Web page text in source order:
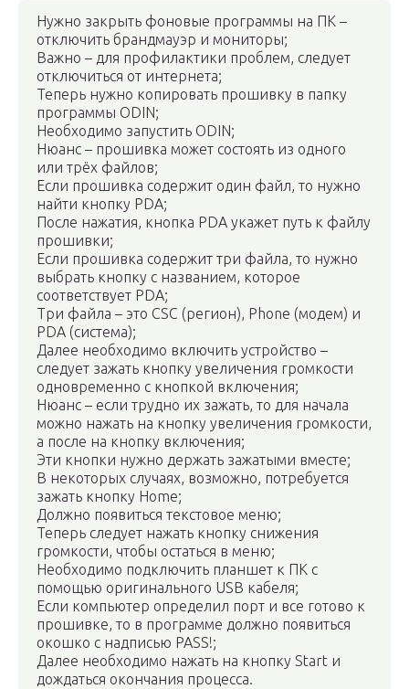
Нужно закрыть фоновые программы на ПК –
отключить брандмауэр и мониторы;
Важно – для профилактики проблем, следует
отключиться от интернета;
Теперь нужно копировать прошивку в папку
программы ODIN;
Необходимо запустить ODIN;
Нюанс – прошивка может состоять из одного
или трёх файлов;
Если прошивка содержит один файл, то нужно
найти кнопку PDA;
После нажатия, кнопка PDA укажет путь к файлу
прошивки;
Если прошивка содержит три файла, то нужно
выбрать кнопку с названием, которое
соответствует PDA;
Три файла – это CSC (регион), Phone (модем) и
PDA (система);
Далее необходимо включить устройство –
следует зажать кнопку увеличения громкости
одновременно с кнопкой включения;
Нюанс – если трудно их зажать, то для начала
можно нажать на кнопку увеличения громкости,
а после на кнопку включения;
Эти кнопки нужно держать зажатыми вместе;
В некоторых случаях, возможно, потребуется
зажать кнопку Home;
Должно появиться текстовое меню;
Теперь следует нажать кнопку снижения
громкости, чтобы остаться в меню;
Необходимо подключить планшет к ПК с
помощью оригинального USB кабеля;
Если компьютер определил порт и все готово к
прошивке, то в программе должно появиться
окошко с надписью PASS!;
Далее необходимо нажать на кнопку Start и
дождаться окончания процесса.